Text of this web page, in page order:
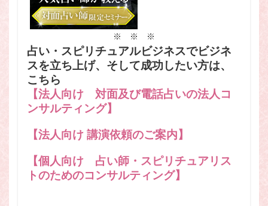
※ ※ ※
占い・スピリチュアルビジネスでビジネ
スを立ち上げ、そして成功したい方は、
こちら
【法人向け 対面及び電話占いの法人コ
ンサルティング】
【法人向け 講演依頼のご案内】
【個人向け 占い師・スピリチュアリス
トのためのコンサルティング】